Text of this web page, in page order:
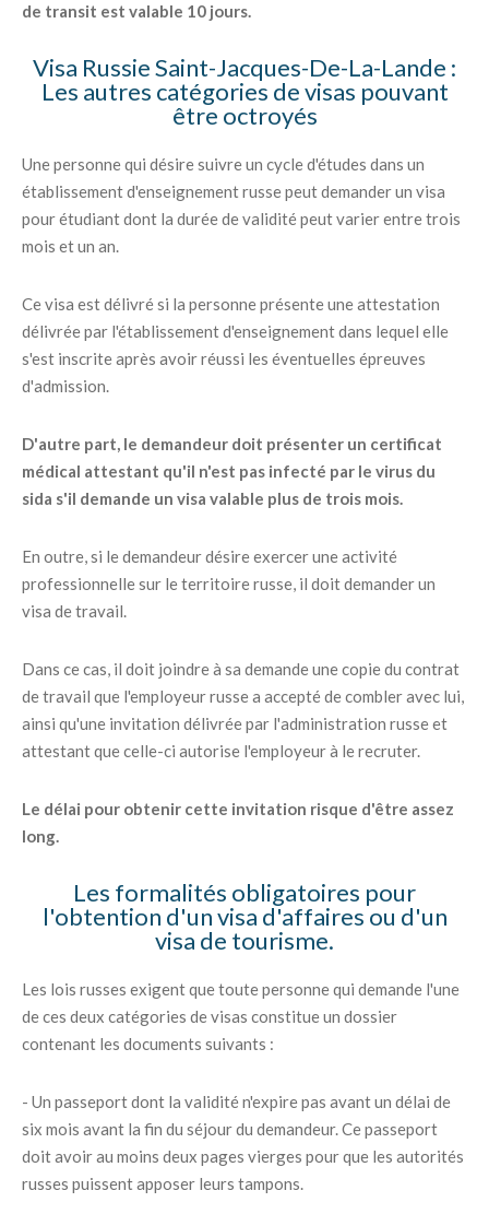
de transit est valable 10 jours.
Visa Russie Saint-Jacques-De-La-Lande :
Les autres catégories de visas pouvant
être octroyés
Une personne qui désire suivre un cycle d'études dans un
établissement d'enseignement russe peut demander un visa
pour étudiant dont la durée de validité peut varier entre trois
mois et un an.
Ce visa est délivré si la personne présente une attestation
délivrée par l'établissement d'enseignement dans lequel elle
s'est inscrite après avoir réussi les éventuelles épreuves
d'admission.
D'autre part, le demandeur doit présenter un certificat
médical attestant qu'il n'est pas infecté par le virus du
sida s'il demande un visa valable plus de trois mois.
En outre, si le demandeur désire exercer une activité
professionnelle sur le territoire russe, il doit demander un
visa de travail.
Dans ce cas, il doit joindre à sa demande une copie du contrat
de travail que l'employeur russe a accepté de combler avec lui,
ainsi qu'une invitation délivrée par l'administration russe et
attestant que celle-ci autorise l'employeur à le recruter.
Le délai pour obtenir cette invitation risque d'être assez
long.
Les formalités obligatoires pour
l'obtention d'un visa d'affaires ou d'un
visa de tourisme.
Les lois russes exigent que toute personne qui demande l'une
de ces deux catégories de visas constitue un dossier
contenant les documents suivants :
- Un passeport dont la validité n'expire pas avant un délai de
six mois avant la fin du séjour du demandeur. Ce passeport
doit avoir au moins deux pages vierges pour que les autorités
russes puissent apposer leurs tampons.